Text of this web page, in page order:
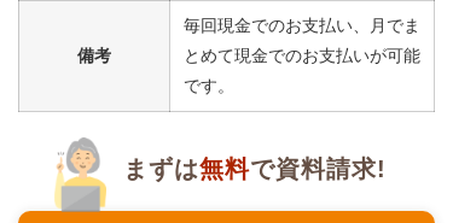
備考
毎回現金でのお支払い、月でま
とめて現金でのお支払いが可能
です。
まずは無料で資料請求!